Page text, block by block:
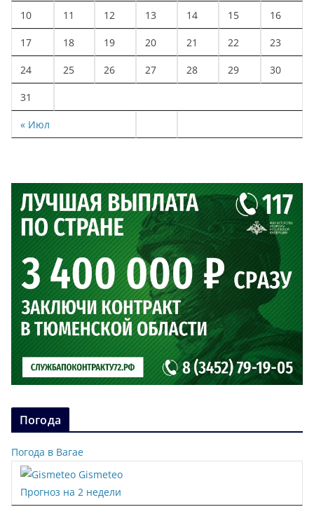
« Июл
10 11 12 13 14 15 16
17 18 19 20 21 22 23
24 25 26 27 28 29 30
31
Погода
Погода в Вагае
Gismeteo
Прогноз на 2 недели